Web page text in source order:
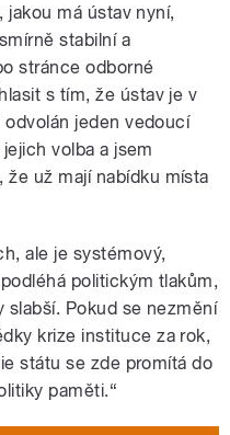
jakou má ústav nyní,
stabilní a
stránce odborné
s tím, že ústav je v
odvolán jeden vedoucí
volba a jsem
už mají nabídku místa
ale je systémový,
politickým tlakům,
slabší. Pokud se nezmění
krize instituce za rok,
státu se zde promítá do
paměti.“